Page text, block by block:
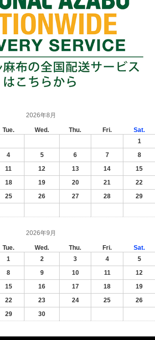
2026年8月
Tue. Wed. Thu. Fri.
Sat.
1
4 5 6 7
8
11 12 13 14
15
18 19 20 21
22
25 26 27 28
29
2026年9月
Tue. Wed. Thu. Fri.
Sat.
1
2 3 4
5
8 9 10 11
12
15 16 17 18
19
22 23 24 25
26
29 30